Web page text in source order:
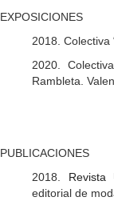
EXPOSICIONES
2018. Colectiva
2020.
Rambleta.
PUBLICACIONES
2018. Revista
editorial de